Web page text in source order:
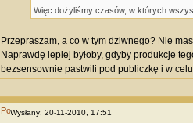
Więc dożyliśmy czasów, w których
Przepraszam, a co w tym dziwnego? Nie
Naprawdę lepiej byłoby, gdyby produkcje
bezsensownie pastwili pod publiczkę i w
Wysłany: 20-11-2010, 17:51